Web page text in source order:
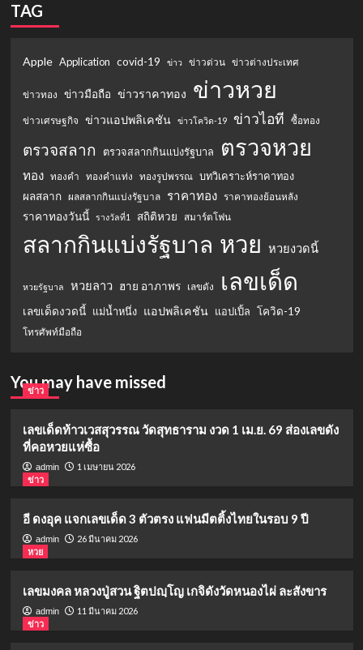
TAG
Apple Application covid-19 ข่าว ข่าวด่วน ข่าวต่างประเทศ
ข่าวทอง ข่าวมือถือ ข่าวราคาทอง ข่าวหวย
ข่าวเศรษฐกิจ ข่าวแอปพลิเคชัน ข่าวโควิด-19 ข่าวไอที ซื้อทอง
ตรวจสลาก ตรวจสลากกินแบ่งรัฐบาล ตรวจหวย
ทอง ทองคำ ทองคำแท่ง ทองรูปพรรณ บทวิเคราะห์ราคาทอง
ผลสลาก ผลสลากกินแบ่งรัฐบาล ราคาทอง ราคาทองย้อนหลัง
ราคาทองวันนี้ รางวัลที่1 สถิติหวย สมาร์ตโฟน
สลากกินแบ่งรัฐบาล หวย หวยงวดนี้
หวยรัฐบาล หวยลาว ฮาย อาภาพร เลขดัง เลขเด็ด
เลขเด็ดงวดนี้ แม่น้ำหนึ่ง แอปพลิเคชัน แอปเปิ้ล โควิด-19
โทรศัพท์มือถือ
You may have missed
ข่าว
เลขเด็ดท้าวเวสสุวรรณ วัดสุทธาราม งวด 1 เม.ย. 69 ส่องเลขดัง
ที่คอหวยแห่ซื้อ
admin
1 เมษายน 2026
ข่าว
อี ดงอุค แจกเลขเด็ด 3 ตัวตรง แฟนมีตติ้งไทยในรอบ 9 ปี
admin
26 มีนาคม 2026
หวย
เลขมงคล หลวงปู่สวน ฐิตปญฺโญ เกจิดังวัดหนองไผ่ ละสังขาร
admin
11 มีนาคม 2026
ข่าว